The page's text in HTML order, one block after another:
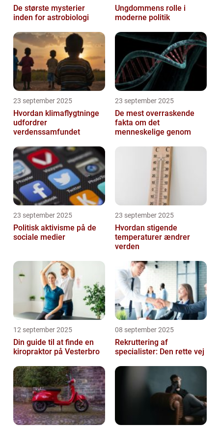
De største mysterier
inden for astrobiologi
Ungdommens rolle i
moderne politik
23 september 2025
Hvordan klimaflygtninge
udfordrer
verdenssamfundet
23 september 2025
De mest overraskende
fakta om det
menneskelige genom
23 september 2025
Politisk aktivisme på de
sociale medier
23 september 2025
Hvordan stigende
temperaturer ændrer
verden
12 september 2025
Din guide til at finde en
kiropraktor på Vesterbro
08 september 2025
Rekruttering af
specialister: Den rette vej